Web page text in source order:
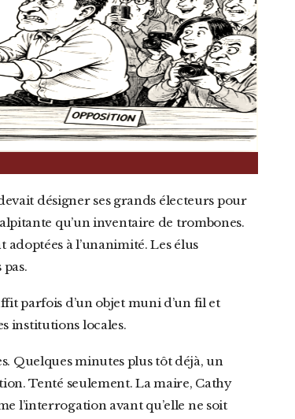
qu’un inventaire de trombones.
à l’unanimité. Les élus
parfois d’un objet muni d’un fil et
institutions locales.
Tenté seulement. La maire, Cathy
l’interrogation avant qu’elle ne soit